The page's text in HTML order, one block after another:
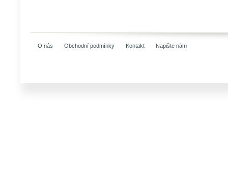
O nás Obchodní podmínky Kontakt Napište nám